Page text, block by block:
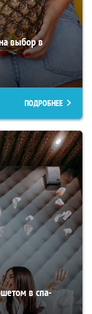
выбор в
ПОДРОБНЕЕ
в спа-